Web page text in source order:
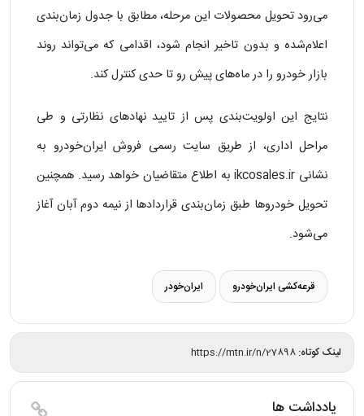
می‌رود تحویل محصولات این مرحله، مطابق با جدول زمان‌بندی
اعلام‌شده و بدون تاخیر انجام شود، اقدامی که می‌تواند روند
بازار خودرو را در ماه‌های پیش رو تا حدی کنترل کند.
نتایج این اولویت‌بندی پس از تایید نهاد‌های نظارتی و طی
مراحل اداری، از طریق سایت رسمی فروش ایران‌خودرو به
نشانی ikcosales.ir به اطلاع متقاضیان خواهد رسید. همچنین
تحویل خودروها طبق زمان‌بندی قراردادها از نیمه دوم آبان آغاز
می‌شود.
قرعه‌کشی ایران‌خودرو ایران‌خودر
لینک کوتاه: https://mtn.ir/n/27898
یادداشت ها